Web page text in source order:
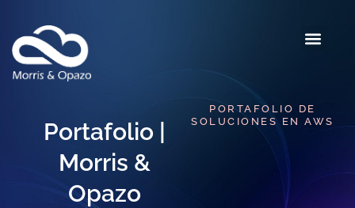
Portafolio |
Morris &
Opazo​
PORTAFOLIO DE
SOLUCIONES EN AWS​